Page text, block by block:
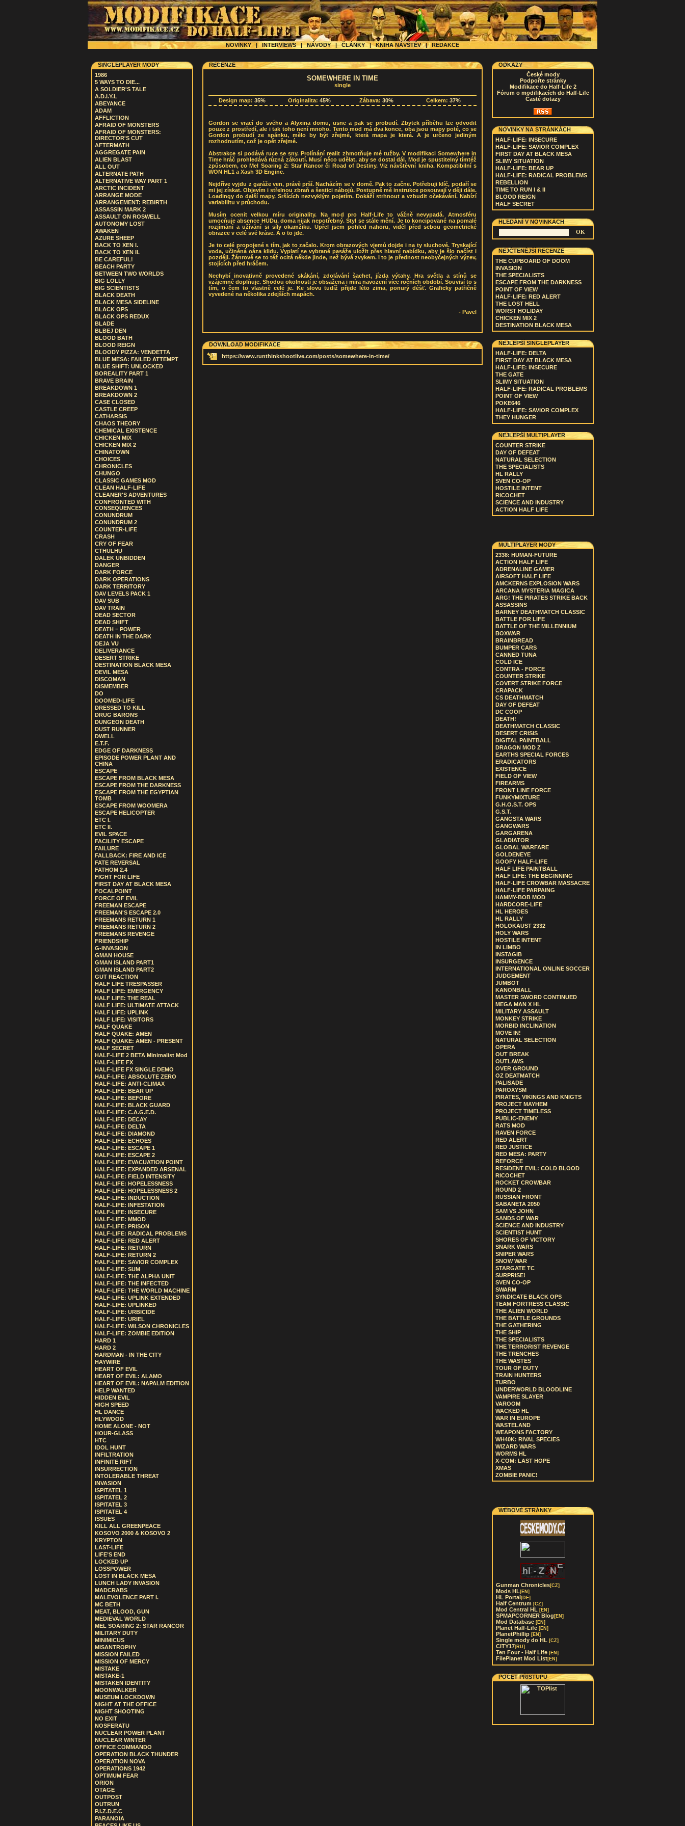
NOVINKY | INTERVIEWS|NÁVODY|ČLÁNKY|KNIHA NÁVŠTĚV|REDAKCE
SINGLEPLAYER MODY
1986
5 WAYS TO DIE...
A SOLDIER'S TALE
A.D.I.Y.L
ABEYANCE
ADAM
AFFLICTION
AFRAID OF MONSTERS
AFRAID OF MONSTERS:
DIRECTOR'S CUT
AFTERMATH
AGGREGATE PAIN
ALIEN BLAST
ALL OUT
ALTERNATE PATH
ALTERNATIVE WAY PART 1
ARCTIC INCIDENT
ARRANGE MODE
ARRANGEMENT: REBIRTH
ASSASSIN MARK 2
ASSAULT ON ROSWELL
AUTONOMY LOST
AWAKEN
AZURE SHEEP
BACK TO XEN I.
BACK TO XEN II.
BE CAREFUL!
BEACH PARTY
BETWEEN TWO WORLDS
BIG LOLLY
BIG SCIENTISTS
BLACK DEATH
BLACK MESA SIDELINE
BLACK OPS
BLACK OPS REDUX
BLADE
BLBEJ DEN
BLOOD BATH
BLOOD REIGN
BLOODY PIZZA: VENDETTA
BLUE MESA: FAILED ATTEMPT
BLUE SHIFT: UNLOCKED
BOREALITY PART 1
BRAVE BRAIN
BREAKDOWN 1
BREAKDOWN 2
CASE CLOSED
CASTLE CREEP
CATHARSIS
CHAOS THEORY
CHEMICAL EXISTENCE
CHICKEN MIX
CHICKEN MIX 2
CHINATOWN
CHOICES
CHRONICLES
CHUNGO
CLASSIC GAMES MOD
CLEAN HALF-LIFE
CLEANER'S ADVENTURES
CONFRONTED WITH
CONSEQUENCES
CONUNDRUM
CONUNDRUM 2
COUNTER-LIFE
CRASH
CRY OF FEAR
CTHULHU
DALEK UNBIDDEN
DANGER
DARK FORCE
DARK OPERATIONS
DARK TERRITORY
DAV LEVELS PACK 1
DAV SUB
DAV TRAIN
DEAD SECTOR
DEAD SHIFT
DEATH = POWER
DEATH IN THE DARK
DEJA VU
DELIVERANCE
DESERT STRIKE
DESTINATION BLACK MESA
DEVIL MESA
DISCOMAN
DISMEMBER
DO
DOOMED-LIFE
DRESSED TO KILL
DRUG BARONS
DUNGEON DEATH
DUST RUNNER
DWELL
E.T.F.
EDGE OF DARKNESS
EPISODE POWER PLANT AND
CHINA
ESCAPE
ESCAPE FROM BLACK MESA
ESCAPE FROM THE DARKNESS
ESCAPE FROM THE EGYPTIAN
TOMB
ESCAPE FROM WOOMERA
ESCAPE HELICOPTER
ETC I.
ETC II.
EVIL SPACE
FACILITY ESCAPE
FAILURE
FALLBACK: FIRE AND ICE
FATE REVERSAL
FATHOM 2.4
FIGHT FOR LIFE
FIRST DAY AT BLACK MESA
FOCALPOINT
FORCE OF EVIL
FREEMAN ESCAPE
FREEMAN'S ESCAPE 2.0
FREEMANS RETURN 1
FREEMANS RETURN 2
FREEMANS REVENGE
FRIENDSHIP
G-INVASION
GMAN HOUSE
GMAN ISLAND PART1
GMAN ISLAND PART2
GUT REACTION
HALF LIFE TRESPASSER
HALF LIFE: EMERGENCY
HALF LIFE: THE REAL
HALF LIFE: ULTIMATE ATTACK
HALF LIFE: UPLINK
HALF LIFE: VISITORS
HALF QUAKE
HALF QUAKE: AMEN
HALF QUAKE: AMEN - PRESENT
HALF SECRET
HALF-LIFE 2 BETA Minimalist Mod
HALF-LIFE FX
HALF-LIFE FX SINGLE DEMO
HALF-LIFE: ABSOLUTE ZERO
HALF-LIFE: ANTI-CLIMAX
HALF-LIFE: BEAR UP
HALF-LIFE: BEFORE
HALF-LIFE: BLACK GUARD
HALF-LIFE: C.A.G.E.D.
HALF-LIFE: DECAY
HALF-LIFE: DELTA
HALF-LIFE: DIAMOND
HALF-LIFE: ECHOES
HALF-LIFE: ESCAPE 1
HALF-LIFE: ESCAPE 2
HALF-LIFE: EVACUATION POINT
HALF-LIFE: EXPANDED ARSENAL
HALF-LIFE: FIELD INTENSITY
HALF-LIFE: HOPELESSNESS
HALF-LIFE: HOPELESSNESS 2
HALF-LIFE: INDUCTION
HALF-LIFE: INFESTATION
HALF-LIFE: INSECURE
HALF-LIFE: MMOD
HALF-LIFE: PRISON
HALF-LIFE: RADICAL PROBLEMS
HALF-LIFE: RED ALERT
HALF-LIFE: RETURN
HALF-LIFE: RETURN 2
HALF-LIFE: SAVIOR COMPLEX
HALF-LIFE: SUM
HALF-LIFE: THE ALPHA UNIT
HALF-LIFE: THE INFECTED
HALF-LIFE: THE WORLD MACHINE
HALF-LIFE: UPLINK EXTENDED
HALF-LIFE: UPLINKED
HALF-LIFE: URBICIDE
HALF-LIFE: URIEL
HALF-LIFE: WILSON CHRONICLES
HALF-LIFE: ZOMBIE EDITION
HARD 1
HARD 2
HARDMAN - IN THE CITY
HAYWIRE
HEART OF EVIL
HEART OF EVIL: ALAMO
HEART OF EVIL: NAPALM EDITION
HELP WANTED
HIDDEN EVIL
HIGH SPEED
HL DANCE
HLYWOOD
HOME ALONE - NOT
HOUR-GLASS
HTC
IDOL HUNT
INFILTRATION
INFINITE RIFT
INSURRECTION
INTOLERABLE THREAT
INVASION
ISPITATEL 1
ISPITATEL 2
ISPITATEL 3
ISPITATEL 4
ISSUES
KILL ALL GREENPEACE
KOSOVO 2000 & KOSOVO 2
KRYPTON
LAST-LIFE
LIFE’S END
LOCKED UP
LOSSPOWER
LOST IN BLACK MESA
LUNCH LADY INVASION
MADCRABS
MALEVOLENCE PART I.
MC BETH
MEAT, BLOOD, GUN
MEDIEVAL WORLD
MEL SOARING 2: STAR RANCOR
MILITARY DUTY
MINIMICUS
MISANTROPHY
MISSION FAILED
MISSION OF MERCY
MISTAKE
MISTAKE-1
MISTAKEN IDENTITY
MOONWALKER
MUSEUM LOCKDOWN
NIGHT AT THE OFFICE
NIGHT SHOOTING
NO EXIT
NOSFERATU
NUCLEAR POWER PLANT
NUCLEAR WINTER
OFFICE COMMANDO
OPERATION BLACK THUNDER
OPERATION NOVA
OPERATIONS 1942
OPTIMUM FEAR
ORION
OTAGE
OUTPOST
OUTRUN
P.I.Z.D.E.C
PARANOIA
RECENZE
SOMEWHERE IN TIME
single
Design map: 35% Originalita: 45% Zábava: 30% Celkem: 37%
Gordon se vrací do svého a Alyxina domu, usne a pak se probudí. Zbytek příběhu lze odvodit
pouze z prostředí, ale i tak toho není mnoho. Tento mod má dva konce, oba jsou mapy poté, co se
Gordon probudí ze spánku, mělo by být zřejmé, která mapa je která. A je určeno jediným
rozhodnutím, což je opět zřejmé.
Abstrakce si podává ruce se sny. Prolínání realit zhmotňuje mé tužby. V modifikaci Somewhere in
Time hráč prohledává různá zákoutí. Musí něco udělat, aby se dostal dál. Mod je spustitelný tímtéž
způsobem, co Mel Soaring 2: Star Rancor či Road of Destiny. Viz návštěvní kniha. Kompatibilní s
WON HL1 a Xash 3D Engine.
Nejdříve vyjdu z garáže ven, právě prší. Nacházím se v domě. Pak to začne. Potřebuji klíč, podaří se
mi jej získat. Objevím i střelnou zbraň a šestici nábojů. Postupně mě instrukce posouvají v ději dále.
Loadingy do další mapy. Sršících nezvyklým pojetím. Dokáží strhnout a vzbudit očekávání. Nabízí
variabilitu v průchodu.
Musím ocenit velkou míru originality. Na mod pro Half-Life to vážně nevypadá. Atmosféru
umocňuje absence HUDu, doma nijak nepotřebný. Styl se stále mění. Je to koncipované na pomalé
rozjímání a užívání si síly okamžiku. Upřel jsem pohled nahoru, viděl před sebou geometrické
obrazce v celé své kráse. A o to jde.
Je to celé propojené s tím, jak to začalo. Krom obrazových vjemů dojde i na ty sluchové. Tryskající
voda, učiněná oáza klidu. Vyplatí se vybrané pasáže uložit přes hlavní nabídku, aby je šlo načíst i
později. Žánrově se to též ocitá někde jinde, než bývá zvykem. I to je přednost neobyčejných výzev,
stojících před hráčem.
Nechybí inovativně provedené skákání, zdolávání šachet, jízda výtahy. Hra světla a stínů se
vzájemně doplňuje. Shodou okolností je obsažena i míra navození více ročních období. Souvisí to s
tím, o čem to vlastně celé je. Ke slovu tudíž přijde léto zima, ponurý déšť. Graficky patřičně
vyvedené na několika zdejších mapách.
- Pavel
DOWNLOAD MODIFIKACE
https://www.runthinkshootlive.com/posts/somewhere-in-time/
ODKAZY
České mody
Podpořte stránky
Modifikace do Half-Life 2
Fórum o modifikacích do Half-Life
Časté dotazy
NOVINKY NA STRÁNKÁCH
HALF-LIFE: INSECURE
HALF-LIFE: SAVIOR COMPLEX
FIRST DAY AT BLACK MESA
SLIMY SITUATION
HALF-LIFE: BEAR UP
HALF-LIFE: RADICAL PROBLEMS
REBELLION
TIME TO RUN I & II
BLOOD REIGN
HALF SECRET
HLEDÁNÍ V NOVINKÁCH
NEJČTENĚJŠÍ RECENZE
THE CUPBOARD OF DOOM
INVASION
THE SPECIALISTS
ESCAPE FROM THE DARKNESS
POINT OF VIEW
HALF-LIFE: RED ALERT
THE LOST HELL
WORST HOLIDAY
CHICKEN MIX 2
DESTINATION BLACK MESA
NEJLEPŠÍ SINGLEPLAYER
HALF-LIFE: DELTA
FIRST DAY AT BLACK MESA
HALF-LIFE: INSECURE
THE GATE
SLIMY SITUATION
HALF-LIFE: RADICAL PROBLEMS
POINT OF VIEW
POKE646
HALF-LIFE: SAVIOR COMPLEX
THEY HUNGER
NEJLEPŠÍ MULTIPLAYER
COUNTER STRIKE
DAY OF DEFEAT
NATURAL SELECTION
THE SPECIALISTS
HL RALLY
SVEN CO-OP
HOSTILE INTENT
RICOCHET
SCIENCE AND INDUSTRY
ACTION HALF LIFE
MULTIPLAYER MODY
2338: HUMAN-FUTURE
ACTION HALF LIFE
ADRENALINE GAMER
AIRSOFT HALF LIFE
AMCKERNS EXPLOSION WARS
ARCANA MYSTERIA MAGICA
ARG! THE PIRATES STRIKE BACK
ASSASSINS
BARNEY DEATHMATCH CLASSIC
BATTLE FOR LIFE
BATTLE OF THE MILLENNIUM
BOXWAR
BRAINBREAD
BUMPER CARS
CANNED TUNA
COLD ICE
CONTRA - FORCE
COUNTER STRIKE
COVERT STRIKE FORCE
CRAPACK
CS DEATHMATCH
DAY OF DEFEAT
DC COOP
DEATH!
DEATHMATCH CLASSIC
DESERT CRISIS
DIGITAL PAINTBALL
DRAGON MOD Z
EARTHS SPECIAL FORCES
ERADICATORS
EXISTENCE
FIELD OF VIEW
FIREARMS
FRONT LINE FORCE
FUNKYMIXTURE
G.H.O.S.T. OPS
G.S.T.
GANGSTA WARS
GANGWARS
GARGARENA
GLADIATOR
GLOBAL WARFARE
GOLDENEYE
GOOFY HALF-LIFE
HALF LIFE PAINTBALL
HALF LIFE: THE BEGINNING
HALF-LIFE CROWBAR MASSACRE
HALF-LIFE PARPAING
HAMMY-BOB MOD
HARDCORE-LIFE
HL HEROES
HL RALLY
HOLOKAUST 2332
HOLY WARS
HOSTILE INTENT
IN LIMBO
INSTAGIB
INSURGENCE
INTERNATIONAL ONLINE SOCCER
JUDGEMENT
JUMBOT
KANONBALL
MASTER SWORD CONTINUED
MEGA MAN X HL
MILITARY ASSAULT
MONKEY STRIKE
MORBID INCLINATION
MOVE IN!
NATURAL SELECTION
OPERA
OUT BREAK
OUTLAWS
OVER GROUND
OZ DEATMATCH
PALISADE
PAROXYSM
PIRATES, VIKINGS AND KNIGTS
PROJECT MAYHEM
PROJECT TIMELESS
PUBLIC-ENEMY
RATS MOD
RAVEN FORCE
RED ALERT
RED JUSTICE
RED MESA: PARTY
REFORCE
RESIDENT EVIL: COLD BLOOD
RICOCHET
ROCKET CROWBAR
ROUND 2
RUSSIAN FRONT
SABANETA 2050
SAM VS JOHN
SANDS OF WAR
SCIENCE AND INDUSTRY
SCIENTIST HUNT
SHORES OF VICTORY
SNARK WARS
SNIPER WARS
SNOW WAR
STARGATE TC
SURPRISE!
SVEN CO-OP
SWARM
SYNDICATE BLACK OPS
TEAM FORTRESS CLASSIC
THE ALIEN WORLD
THE BATTLE GROUNDS
THE GATHERING
THE SHIP
THE SPECIALISTS
THE TERRORIST REVENGE
THE TRENCHES
THE WASTES
TOUR OF DUTY
TRAIN HUNTERS
TURBO
UNDERWORLD BLOODLINE
VAMPIRE SLAYER
VAROOM
WACKED HL
WAR IN EUROPE
WASTELAND
WEAPONS FACTORY
WH40K: RIVAL SPECIES
WIZARD WARS
WORMS HL
X-COM: LAST HOPE
XMAS
ZOMBIE PANIC!
WEBOVÉ STRÁNKY
Gunman Chronicles[CZ]
Mods HL [EN]
HL Portal[DE]
Half Centrum [CZ]
Mod Central HL [EN]
SPMAPCORNER Blog [EN]
Mod Database [EN]
Planet Half-Life [EN]
PlanetPhillip [EN]
Single mody do HL [CZ]
CITY17[RU]
Ten Four - Half Life [EN]
FilePlanet Mod List[EN]
POČET PŘÍSTUPŮ